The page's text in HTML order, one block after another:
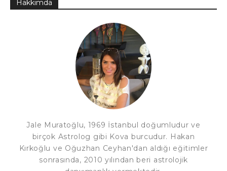
Hakkımda
Jale Muratoğlu, 1969 İstanbul doğumludur ve
birçok Astrolog gibi Kova burcudur. Hakan
Kırkoğlu ve Oğuzhan Ceyhan'dan aldığı eğitimler
sonrasında, 2010 yılından beri astrolojik